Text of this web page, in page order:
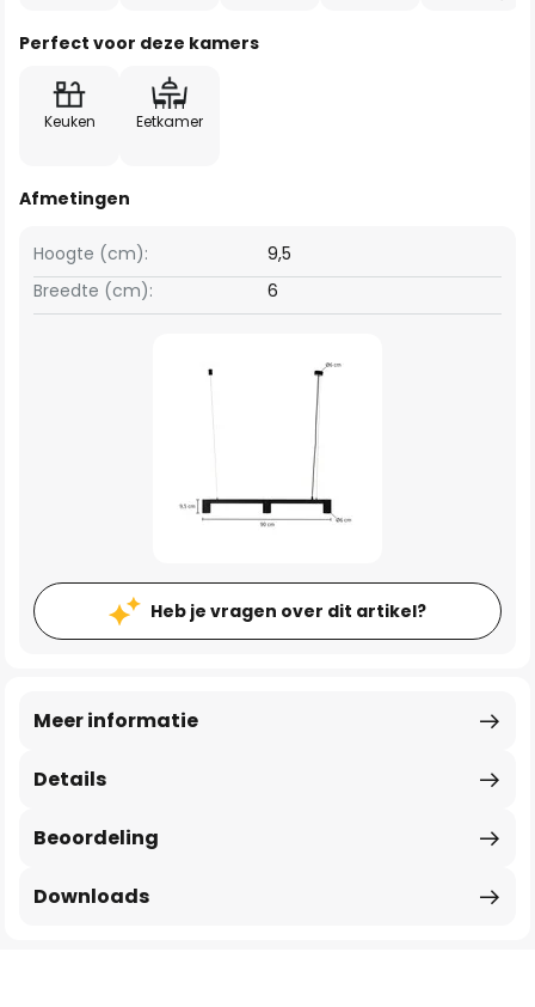
Perfect voor deze kamers
Keuken Eetkamer
Afmetingen
Breedte (cm): 6
Hoogte (cm): 9,5
Heb je vragen over dit artikel?
Details
Meer informatie
Beoordeling
Downloads